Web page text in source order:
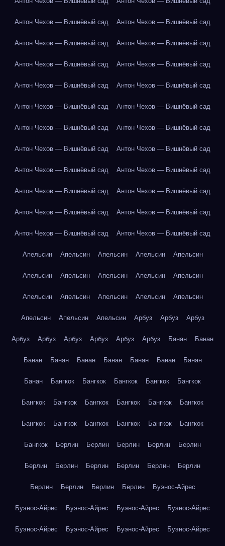
Антон Чехов — Вишнёвый сад Антон Чехов — Вишнёвый сад
Антон Чехов — Вишнёвый сад Антон Чехов — Вишнёвый сад
Антон Чехов — Вишнёвый сад Антон Чехов — Вишнёвый сад
Антон Чехов — Вишнёвый сад Антон Чехов — Вишнёвый сад
Антон Чехов — Вишнёвый сад Антон Чехов — Вишнёвый сад
Антон Чехов — Вишнёвый сад Антон Чехов — Вишнёвый сад
Антон Чехов — Вишнёвый сад Антон Чехов — Вишнёвый сад
Антон Чехов — Вишнёвый сад Антон Чехов — Вишнёвый сад
Антон Чехов — Вишнёвый сад Антон Чехов — Вишнёвый сад
Антон Чехов — Вишнёвый сад Антон Чехов — Вишнёвый сад
Антон Чехов — Вишнёвый сад Антон Чехов — Вишнёвый сад
Апельсин Апельсин Апельсин Апельсин Апельсин
Апельсин Апельсин Апельсин Апельсин Апельсин
Апельсин Апельсин Апельсин Апельсин Апельсин
Апельсин Апельсин Апельсин Арбуз Арбуз Арбуз
Арбуз Арбуз Арбуз Арбуз Арбуз Арбуз Банан Банан
Банан Банан Банан Банан Банан Банан Банан
Банан Бангкок Бангкок Бангкок Бангкок Бангкок
Бангкок Бангкок Бангкок Бангкок Бангкок Бангкок
Бангкок Бангкок Бангкок Бангкок Бангкок Бангкок
Бангкок Берлин Берлин Берлин Берлин Берлин
Берлин Берлин Берлин Берлин Берлин Берлин
Берлин Берлин Берлин Берлин Буэнос-Айрес
Буэнос-Айрес Буэнос-Айрес Буэнос-Айрес Буэнос-Айрес
Буэнос-Айрес Буэнос-Айрес Буэнос-Айрес Буэнос-Айрес